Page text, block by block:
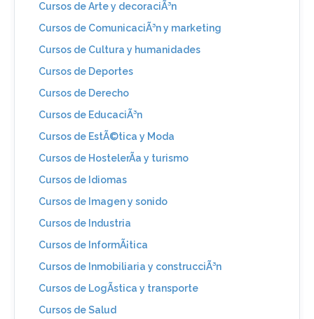
Cursos de Arte y decoraciÃ³n
Cursos de ComunicaciÃ³n y marketing
Cursos de Cultura y humanidades
Cursos de Deportes
Cursos de Derecho
Cursos de EducaciÃ³n
Cursos de EstÃ©tica y Moda
Cursos de HostelerÃ­a y turismo
Cursos de Idiomas
Cursos de Imagen y sonido
Cursos de Industria
Cursos de InformÃ¡tica
Cursos de Inmobiliaria y construcciÃ³n
Cursos de LogÃ­stica y transporte
Cursos de Salud